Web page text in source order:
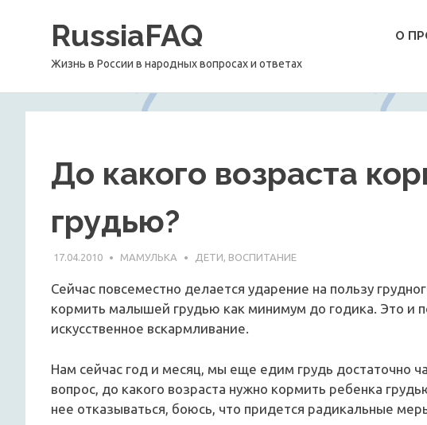
содержимомуRussiaFAQ
Жизнь в России в народных вопросах и ответах
О
До какого возраста
грудью?
17.04.2010 МАМУЛЬКА ДЕТИ, ВОСПИТАНИЕ
Сейчас повсеместно делается ударение на пользу
кормить малышей грудью как минимум до годика. Это и
искусственное вскармливание.
Нам сейчас год и месяц, мы еще едим грудь достаточно
вопрос, до какого возраста нужно кормить ребенка
нее отказываться, боюсь, что придется радикальные